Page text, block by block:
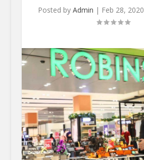
Posted by Admin | Feb 28, 2020